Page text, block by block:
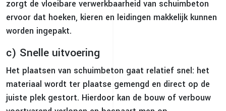
zorgt de vloeibare verwerkbaarheid van schuimbeton
ervoor dat hoeken, kieren en leidingen makkelijk kunnen
worden ingepakt.
c) Snelle uitvoering
Het plaatsen van schuimbeton gaat relatief snel: het
materiaal wordt ter plaatse gemengd en direct op de
juiste plek gestort. Hierdoor kan de bouw of verbouw